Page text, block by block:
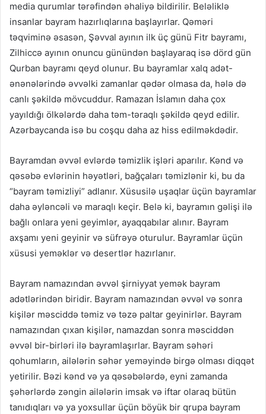
media qurumlar tərəfindən əhaliyə bildirilir. Beləliklə
insanlar bayram hazırlıqlarına başlayırlar. Qəməri
təqviminə əsasən, Şəvval ayının ilk üç günü Fitr bayramı,
Zilhiccə ayının onuncu günündən başlayaraq isə dörd gün
Qurban bayramı qeyd olunur. Bu bayramlar xalq adət-
ənənələrində əvvəlki zamanlar qədər olmasa da, hələ də
canlı şəkildə mövcuddur. Ramazan İslamın daha çox
yayıldığı ölkələrdə daha təm-təraqlı şəkildə qeyd edilir.
Azərbaycanda isə bu coşqu daha az hiss edilməkdədir.
Bayramdan əvvəl evlərdə təmizlik işləri aparılır. Kənd və
qəsəbə evlərinin həyətləri, bağçaları təmizlənir ki, bu da
“bayram təmizliyi” adlanır. Xüsusilə uşaqlar üçün bayramlar
daha əyləncəli və maraqlı keçir. Belə ki, bayramın gəlişi ilə
bağlı onlara yeni geyimlər, ayaqqabılar alınır. Bayram
axşamı yeni geyinir və süfrəyə oturulur. Bayramlar üçün
xüsusi yeməklər və desertlər hazırlanır.
Bayram namazından əvvəl şirniyyat yemək bayram
adətlərindən biridir. Bayram namazından əvvəl və sonra
kişilər məsciddə təmiz və təzə paltar geyinirlər. Bayram
namazından çıxan kişilər, namazdan sonra məsciddən
əvvəl bir-birləri ilə bayramlaşırlar. Bayram səhəri
qohumların, ailələrin səhər yeməyində birgə olması diqqət
yetirilir. Bəzi kənd və ya qəsəbələrdə, eyni zamanda
şəhərlərdə zəngin ailələrin imsak və iftar olaraq bütün
tanıdıqları və ya yoxsullar üçün böyük bir qrupa bayram